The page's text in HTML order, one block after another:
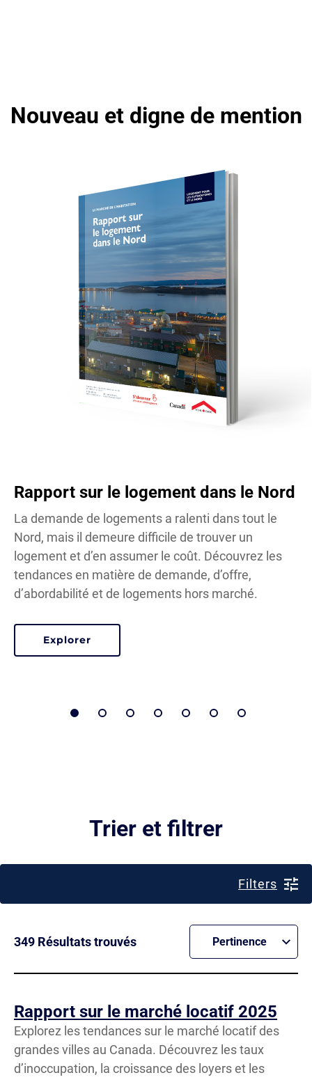
Nouveau et digne de mention
Rapport sur le logement dans le Nord
La demande de logements a ralenti dans tout le
Nord, mais il demeure difficile de trouver un
logement et d’en assumer le coût. Découvrez les
tendances en matière de demande, d’offre,
d’abordabilité et de logements hors marché.
Explorerle Rapport sur le logement dans le Nord
Trier et filtrer
Filters
Recherche
Filtre Effacer
349 Résultats trouvés
Sort results by Pertinence
Rapport sur le marché locatif 2025
Explorez les tendances sur le marché locatif des
grandes villes au Canada. Découvrez les taux
d’inoccupation, la croissance des loyers et les